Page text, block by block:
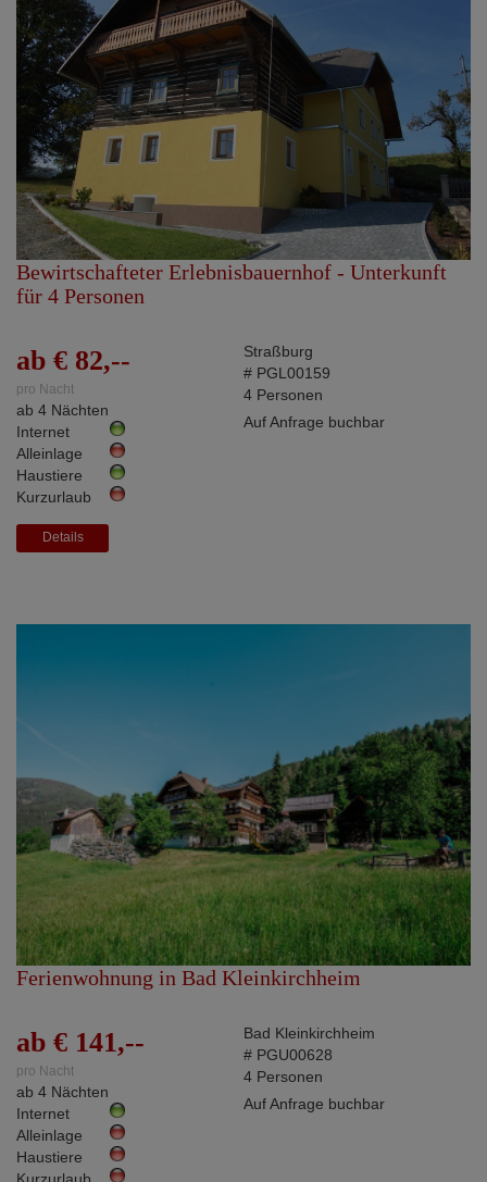
Bewirtschafteter Erlebnisbauernhof - Unterkunft
für 4 Personen
ab € 82,--
pro Nacht
ab 4 Nächten
Internet
Alleinlage
Haustiere
Kurzurlaub
Details
Straßburg
# PGL00159
4 Personen
Auf Anfrage buchbar
Ferienwohnung in Bad Kleinkirchheim
ab € 141,--
pro Nacht
ab 4 Nächten
Internet
Alleinlage
Haustiere
Kurzurlaub
Bad Kleinkirchheim
# PGU00628
4 Personen
Auf Anfrage buchbar